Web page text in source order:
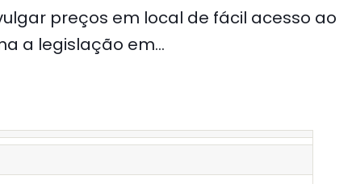
preços em local de fácil acesso ao
a legislação em...